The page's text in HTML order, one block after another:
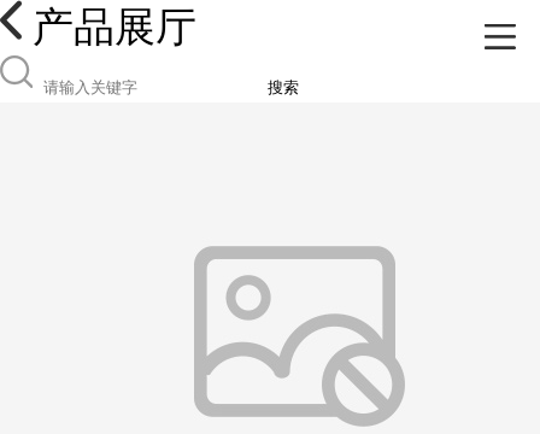
产品展厅
搜索